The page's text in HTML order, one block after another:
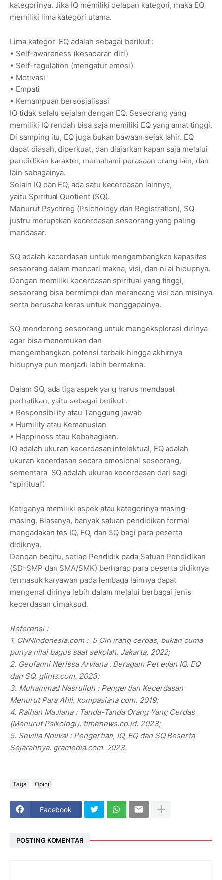
kategorinya. Jika IQ memiliki delapan kategori, maka EQ
memiliki lima kategori utama.
Lima kategori EQ adalah sebagai berikut :
• Self-awareness (kesadaran diri)
• Self-regulation (mengatur emosi)
• Motivasi
• Empati
• Kemampuan bersosialisasi
IQ tidak selalu sejalan dengan EQ. Seseorang yang
memiliki IQ rendah bisa saja memiliki EQ yang amat tinggi.
Di samping itu, EQ juga bukan bawaan sejak lahir. EQ
dapat diasah, diperkuat, dan diajarkan kapan saja melalui
pendidikan karakter, memahami perasaan orang lain, dan
lain sebagainya.
Selain IQ dan EQ, ada satu kecerdasan lainnya,
yaitu Spiritual Quotient (SQ).
Menurut Psychreg (Psichology dan Registration), SQ
justru merupakan kecerdasan seseorang yang paling
mendasar.
SQ adalah kecerdasan untuk mengembangkan kapasitas
seseorang dalam mencari makna, visi, dan nilai hidupnya.
Dengan memiliki kecerdasan spiritual yang tinggi,
seseorang bisa bermimpi dan merancang visi dan misinya
serta berusaha keras untuk menggapainya.
SQ mendorong seseorang untuk mengeksplorasi dirinya
agar bisa menemukan dan
mengembangkan potensi terbaik hingga akhirnya
hidupnya pun menjadi lebih bermakna.
Dalam SQ, ada tiga aspek yang harus mendapat
perhatikan, yaitu sebagai berikut :
• Responsibility atau Tanggung jawab
• Humility atau Kemanusian
• Happiness atau Kebahagiaan.
IQ adalah ukuran kecerdasan intelektual, EQ adalah
ukuran kecerdasan secara emosional seseorang,
sementara SQ adalah ukuran kecerdasan dari segi
“spiritual”.
Ketiganya memiliki aspek atau kategorinya masing-
masing. Biasanya, banyak satuan pendidikan formal
mengadakan tes IQ, EQ, dan SQ bagi para peserta
didiknya.
Dengan begitu, setiap Pendidik pada Satuan Pendidikan
(SD-SMP dan SMA/SMK) berharap para peserta didiknya
termasuk karyawan pada lembaga lainnya dapat
mengenal dirinya lebih dalam melalui berbagai jenis
kecerdasan dimaksud.
Referensi :
1. CNNIndonesia.com : 5 Ciri irang cerdas, bukan cuma
punya nilai bagus saat sekolah. Jakarta, 2022;
2. Geofanni Nerissa Arviana : Beragam Pet edan IQ, EQ
dan SQ. glints.com. 2023;
3. Muhammad Nasrulloh : Pengertian Kecerdasan
Menurut Para Ahli. kompasiana com. 2019;
4. Raihan Maulana : Tanda-Tanda Orang Yang Cerdas
(Menurut Psikologi). timenews.co.id. 2023;
5. Sevilla Nouval : Pengertian, IQ, EQ dan SQ Beserta
Sejarahnya. gramedia.com. 2023.
Tags Opini
Facebook
POSTING KOMENTAR